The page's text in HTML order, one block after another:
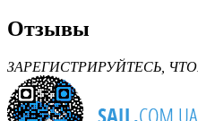
Отзывы
ЗАРЕГИСТРИРУЙТЕСЬ,